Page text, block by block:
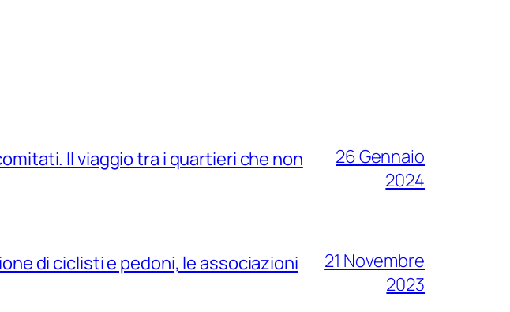
Il viaggio tra i quartieri che non
26 Gennaio
2024
di ciclisti e pedoni, le associazioni
21 Novembre
2023